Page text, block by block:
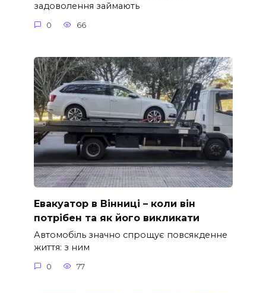
задоволення займають
0 66
Евакуатор в Вінниці – коли він
потрібен та як його викликати
Автомобіль значно спрощує повсякденне
життя: з ним
0 77